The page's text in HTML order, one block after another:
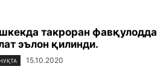
такроран фавқулодда
эълон қилинди.
15.10.2020